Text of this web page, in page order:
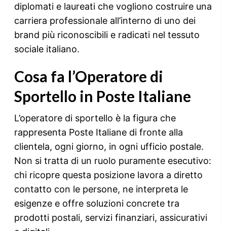
diplomati e laureati che vogliono costruire una
carriera professionale all’interno di uno dei
brand più riconoscibili e radicati nel tessuto
sociale italiano.
Cosa fa l’Operatore di
Sportello in Poste Italiane
L’operatore di sportello è la figura che
rappresenta Poste Italiane di fronte alla
clientela, ogni giorno, in ogni ufficio postale.
Non si tratta di un ruolo puramente esecutivo:
chi ricopre questa posizione lavora a diretto
contatto con le persone, ne interpreta le
esigenze e offre soluzioni concrete tra
prodotti postali, servizi finanziari, assicurativi